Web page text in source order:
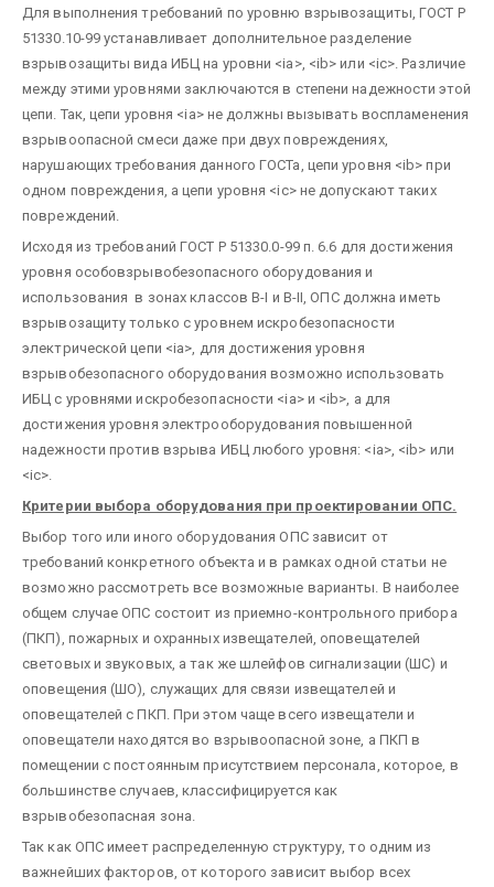
Для выполнения требований по уровню взрывозащиты, ГОСТ Р
51330.10-99 устанавливает дополнительное разделение
взрывозащиты вида ИБЦ на уровни <ia>, <ib> или <ic>. Различие
между этими уровнями заключаются в степени надежности этой
цепи. Так, цепи уровня <ia> не должны вызывать воспламенения
взрывоопасной смеси даже при двух повреждениях,
нарушающих требования данного ГОСТа, цепи уровня <ib> при
одном повреждения, а цепи уровня <ic> не допускают таких
повреждений.
Исходя из требований ГОСТ Р 51330.0-99 п. 6.6 для достижения
уровня особовзрывобезопасного оборудования и
использования в зонах классов В-I и В-II, ОПС должна иметь
взрывозащиту только с уровнем искробезопасности
электрической цепи <ia>, для достижения уровня
взрывобезопасного оборудования возможно использовать
ИБЦ с уровнями искробезопасности <ia> и <ib>, а для
достижения уровня электрооборудования повышенной
надежности против взрыва ИБЦ любого уровня: <ia>, <ib> или
<ic>.
Критерии выбора оборудования при проектировании ОПС.
Выбор того или иного оборудования ОПС зависит от
требований конкретного объекта и в рамках одной статьи не
возможно рассмотреть все возможные варианты. В наиболее
общем случае ОПС состоит из приемно-контрольного прибора
(ПКП), пожарных и охранных извещателей, оповещателей
световых и звуковых, а так же шлейфов сигнализации (ШС) и
оповещения (ШО), служащих для связи извещателей и
оповещателей с ПКП. При этом чаще всего извещатели и
оповещатели находятся во взрывоопасной зоне, а ПКП в
помещении с постоянным присутствием персонала, которое, в
большинстве случаев, классифицируется как
взрывобезопасная зона.
Так как ОПС имеет распределенную структуру, то одним из
важнейших факторов, от которого зависит выбор всех